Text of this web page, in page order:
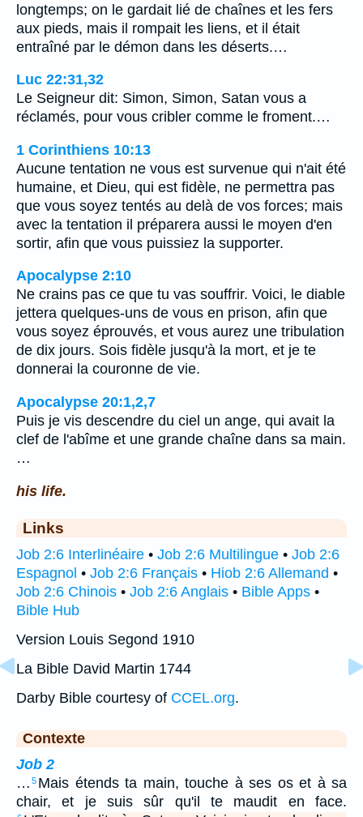
longtemps; on le gardait lié de chaînes et les fers
aux pieds, mais il rompait les liens, et il était
entraîné par le démon dans les déserts.…
Luc 22:31,32
Le Seigneur dit: Simon, Simon, Satan vous a
réclamés, pour vous cribler comme le froment.…
1 Corinthiens 10:13
Aucune tentation ne vous est survenue qui n'ait été
humaine, et Dieu, qui est fidèle, ne permettra pas
que vous soyez tentés au delà de vos forces; mais
avec la tentation il préparera aussi le moyen d'en
sortir, afin que vous puissiez la supporter.
Apocalypse 2:10
Ne crains pas ce que tu vas souffrir. Voici, le diable
jettera quelques-uns de vous en prison, afin que
vous soyez éprouvés, et vous aurez une tribulation
de dix jours. Sois fidèle jusqu'à la mort, et je te
donnerai la couronne de vie.
Apocalypse 20:1,2,7
Puis je vis descendre du ciel un ange, qui avait la
clef de l'abîme et une grande chaîne dans sa main.
…
his life.
Links
Job 2:6 Interlinéaire • Job 2:6 Multilingue • Job 2:6
Espagnol • Job 2:6 Français • Hiob 2:6 Allemand •
Job 2:6 Chinois • Job 2:6 Anglais • Bible Apps •
Bible Hub
Version Louis Segond 1910
La Bible David Martin 1744
Darby Bible courtesy of CCEL.org.
Contexte
Job 2
… 5 Mais étends ta main, touche à ses os et à sa
chair, et je suis sûr qu'il te maudit en face.